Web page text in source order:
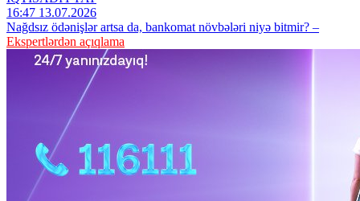
16:47 13.07.2026
Nağdsız ödənişlər artsa da, bankomat növbələri niyə bitmir? –
Ekspertlərdən açıqlama